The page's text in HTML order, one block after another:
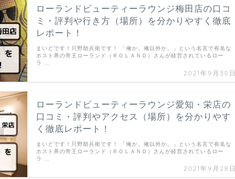
ローランドビューティーラウンジ梅田店の口コ
ミ・評判や行き方（場所）を分かりやすく徹底
レポート！
2021年9月30日
まいどです！只野助兵衛です！ 「俺か、俺以外か。」という名言で有名な
ホスト界の帝王ローランド（ＲＯＬＡＮＤ）さんが経営されているロー
ラ …
ローランドビューティーラウンジ愛知・栄店の
口コミ・評判やアクセス（場所）を分かりやす
く徹底レポート！
2021年9月28日
まいどです！只野助兵衛です！ 「俺か、俺以外か。」という名言で有名な
ホスト界の帝王ローランド（ＲＯＬＡＮＤ）さんが経営されているロー
ラ …